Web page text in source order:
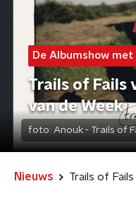
De Albumshow met
Trails of Fails
van de Week
foto: Anouk - Trails of
Nieuws